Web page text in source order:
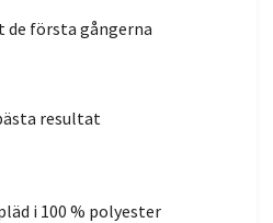
de första gångerna
resultat
i 100 % polyester